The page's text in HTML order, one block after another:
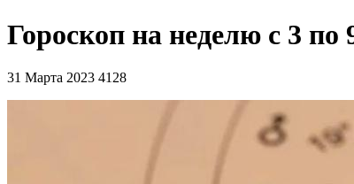
Гороскоп на неделю с 3 по
31 Марта 2023 4128